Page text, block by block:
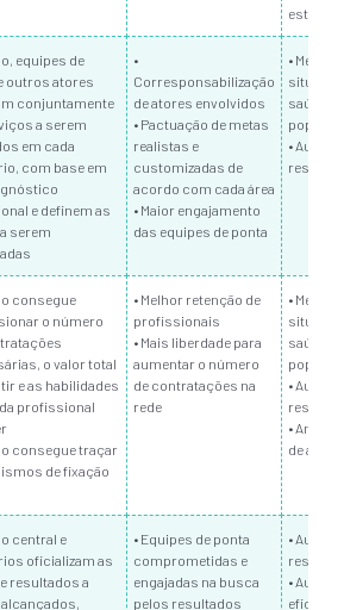
estatal
equipes de
outros atores
conjuntamente
a serem
em cada
com base em
e definem as
serem
•
Corresponsabilização
de atores envolvidos
• Pactuação de metas
realistas e
customizadas de
acordo com cada área
• Maior engajamento
das equipes de ponta
•
saúde da
•
consegue
o número
o valor total
e as habilidades
profissional
consegue traçar
de fixação
• Melhor retenção de
profissionais
• Mais liberdade para
aumentar o número
de contratações na
rede
•
saúde da
•
•
de
central e
oficializam as
resultados a
• Equipes de ponta
comprometidas e
engajadas na busca
pelos resultados
•
•